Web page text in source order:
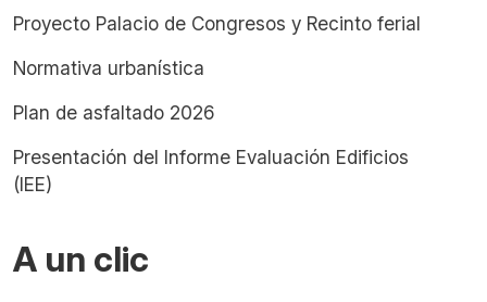
Proyecto Palacio de Congresos y Recinto ferial
Normativa urbanística
Plan de asfaltado 2026
Presentación del Informe Evaluación Edificios
(IEE)
A un clic